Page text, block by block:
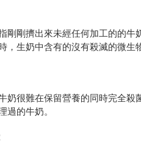
剛剛擠出來未經任何加工的的
，生奶中含有的沒有殺滅的微生
奶很難在保留營養的同時完全
過的牛奶。